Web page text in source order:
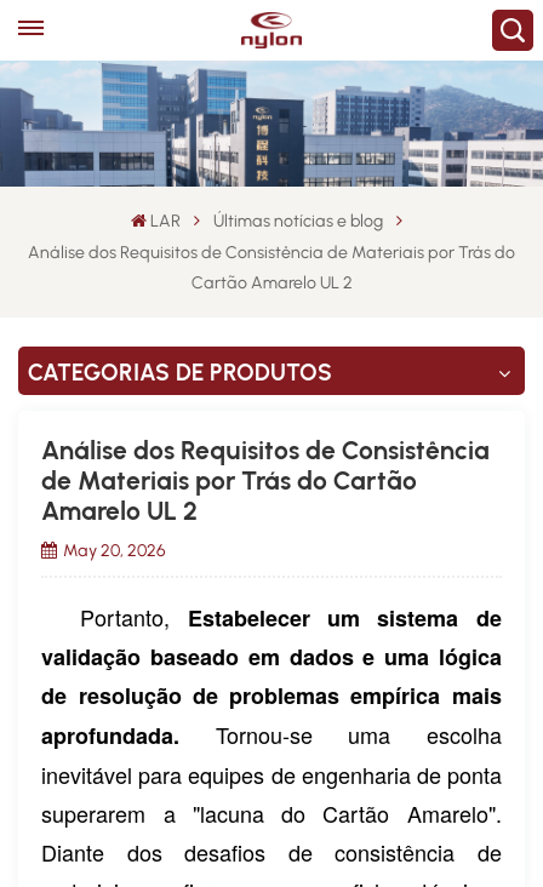
LAR
Últimas notícias e blog
Análise dos Requisitos de Consistência de Materiais por Trás do
Cartão Amarelo UL 2
CATEGORIAS DE PRODUTOS
Análise dos Requisitos de Consistência
de Materiais por Trás do Cartão
Amarelo UL 2
May 20, 2026
Portanto, Estabelecer um sistema de
validação baseado em dados e uma lógica
de resolução de problemas empírica mais
aprofundada. Tornou-se uma escolha
inevitável para equipes de engenharia de ponta
superarem a "lacuna do Cartão Amarelo".
Diante dos desafios de consistência de